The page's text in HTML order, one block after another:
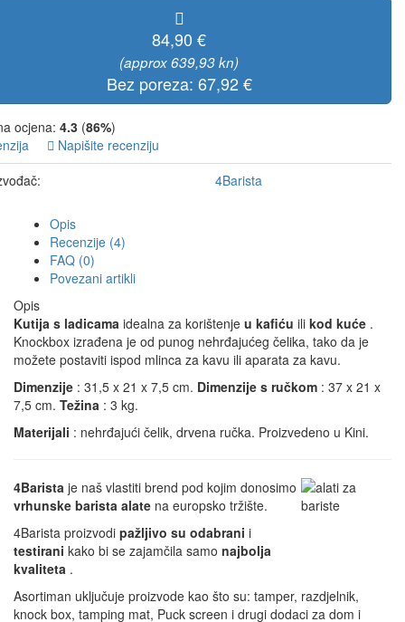
84,90 €
(approx 639,93 kn)
Bez poreza: 67,92 €
ocjena: 4.3 (86%)
Napišite recenziju
4Barista
Opis
Recenzije (4)
FAQ (0)
Povezani artikli
Opis
Kutija s ladicama idealna za korištenje u kafiću ili kod kuće .
Knockbox izrađena je od punog nehrđajućeg čelika, tako da je
možete postaviti ispod mlinca za kavu ili aparata za kavu.
Dimenzije : 31,5 x 21 x 7,5 cm. Dimenzije s ručkom : 37 x 21 x
7,5 cm. Težina : 3 kg.
Materijali : nehrđajući čelik, drvena ručka. Proizvedeno u Kini.
4Barista je naš vlastiti brend pod kojim donosimo
vrhunske barista alate na europsko tržište.
4Barista proizvodi pažljivo su odabrani i
testirani kako bi se zajamčila samo najbolja
kvaliteta .
Asortiman uključuje proizvode kao što su: tamper, razdjelnik,
knock box, tamping mat, Puck screen i drugi dodaci za dom i